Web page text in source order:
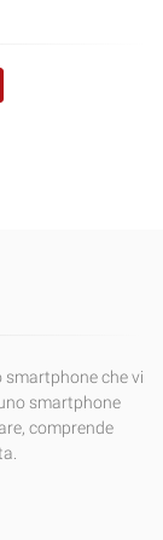
smartphone che vi
smartphone
comprende